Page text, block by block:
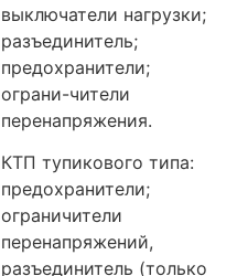
выключатели нагрузки;
разъединитель;
предохранители;
ограни-чители
перенапряжения.
КТП тупикового типа:
предохранители;
ограничители
перенапряжений,
разъединитель (только